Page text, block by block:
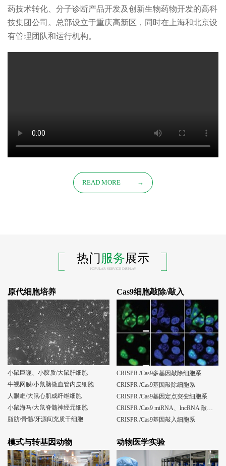
药技术转化、分子诊断产品开发及创新生物药物开发的高科
技集团公司。总部设立于重庆高新区，同时在上海和北京设
有管理团队和运行机构。
READ MORE →
热门服务展示
POPULAR SERVICE DISPLAY
原代细胞培养
小鼠巨噬、小胶质/大鼠肝细胞
牛视网膜/小鼠脑微血管内皮细胞
人眼眶/大鼠心肌成纤维细胞
小鼠海马/大鼠脊髓神经元细胞
脂肪/骨髓/牙源间充质干细胞
Cas9细胞敲除/敲入
CRISPR /Cas9多基因敲除细胞系
CRISPR /Cas9基因敲除细胞系
CRISPR /Cas9基因定点突变细胞系
CRISPR /Cas9基因敲入细胞系
模式与转基因动物 动物医学实验